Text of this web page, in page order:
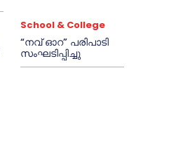
School & College
“നവ് ഓറ” പരിപാടി
സംഘടിപ്പിച്ചു